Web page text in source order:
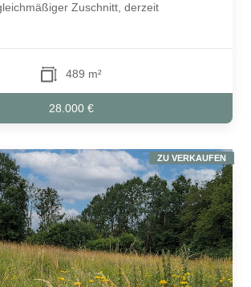
Zuschnitt, derzeit
489 m²
28.000 €
ZU VERKAUFEN